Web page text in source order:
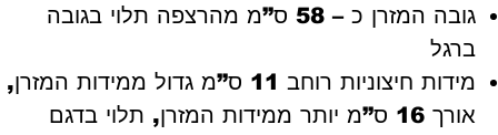
גובה המזרן כ – 58 ס”מ מהרצפה תלוי בגובה
ברגל
מידות חיצוניות רוחב 11 ס”מ גדול ממידות המזרן,
אורך 16 ס”מ יותר ממידות המזרן, תלוי בדגם